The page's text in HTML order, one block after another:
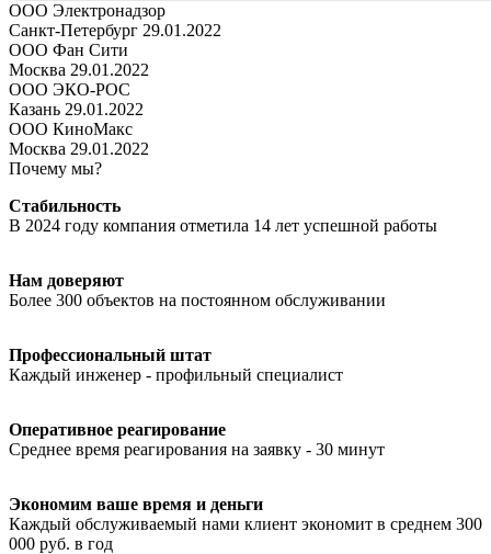
ООО Электронадзор
Санкт-Петербург 29.01.2022
ООО Фан Сити
Москва 29.01.2022
ООО ЭКО-РОС
Казань 29.01.2022
ООО КиноМакс
Москва 29.01.2022
Почему мы?
Стабильность
В 2024 году компания отметила 14 лет успешной работы
Нам доверяют
Более 300 объектов на постоянном обслуживании
Профессиональный штат
Каждый инженер - профильный специалист
Оперативное реагирование
Среднее время реагирования на заявку - 30 минут
Экономим ваше время и деньги
Каждый обслуживаемый нами клиент экономит в среднем 300
000 руб. в год